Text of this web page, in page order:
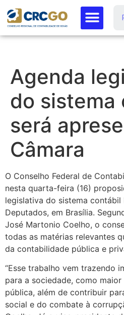
Agenda
do sistema
será
Câmara
O Conselho Federal de
nesta quarta-feira (16)
legislativa do sistema
Deputados, em Brasília.
José Martonio Coelho, o
todas as matérias relevantes
da contabilidade pública e
“Esse trabalho vem trazendo
para a sociedade, como
pública, além de contribuir
social e do combate à